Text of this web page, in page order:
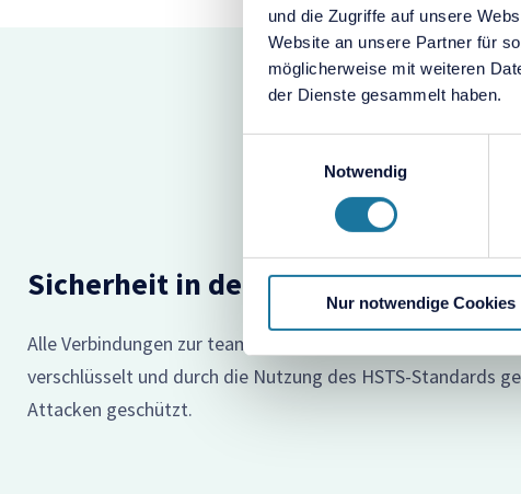
und die Zugriffe auf unsere
Website an unsere Partner für
möglicherweise mit weiteren
der Dienste gesammelt haben.
Notwendig
Nur notwendige Cookies
Sicherheit in der Datenübertragung
Alle Verbindungen zur teambits Plattform sind mittels TLS
verschlüsselt und durch die Nutzung des HSTS-Standards
Attacken geschützt.